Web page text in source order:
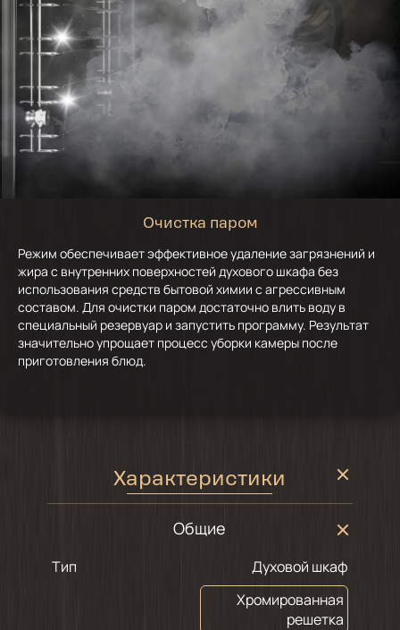
Очистка паром
Режим обеспечивает эффективное удаление загрязнений и
жира с внутренних поверхностей духового шкафа без
использования средств бытовой химии с агрессивным
составом. Для очистки паром достаточно влить воду в
специальный резервуар и запустить программу. Результат
значительно упрощает процесс уборки камеры после
приготовления блюд.
Характеристики
Общие
Тип Духовой шкаф
Хромированная
решетка